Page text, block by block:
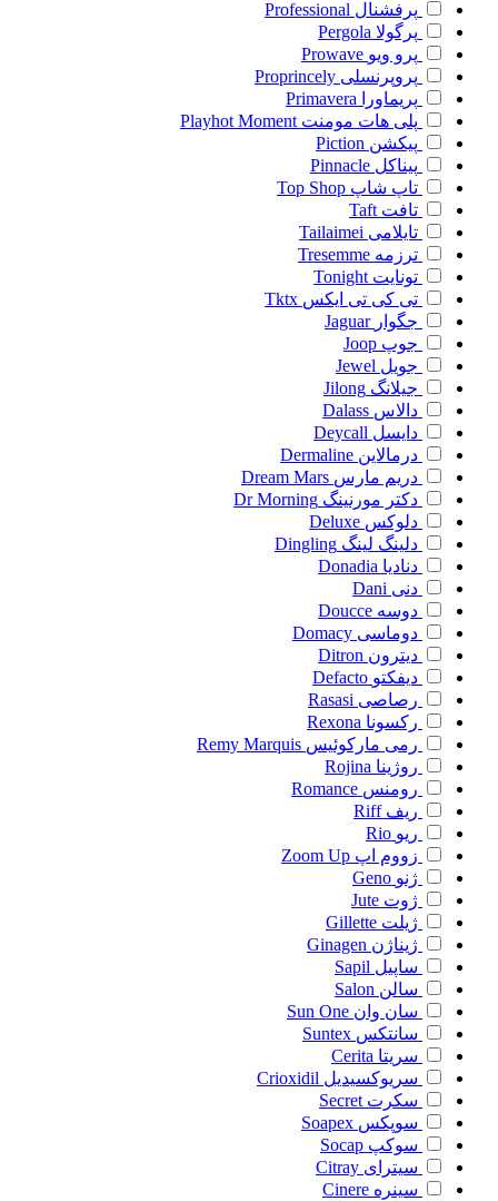
پرفشنال Professional
پرگولا Pergola
پرو ویو Prowave
پروپرنسلی Proprincely
پریماورا
Primavera
پلی هات مومنت Playhot Moment
پیکشن Piction
پیناکل Pinnacle
تاپ شاپ Top Shop
تافت Taft
تایلامی Tailaimei
ترزمه Tresemme
تونایت Tonight
تی کی تی ایکس Tktx
جگوار Jaguar
جوپ Joop
جویل Jewel
جیلانگ Jilong
دالاس Dalass
دایسل Deycall
درمالاین Dermaline
دریم مارس Dream Mars
دکتر مورنینگ Dr Morning
دلوکس Deluxe
دلینگ لینگ Dingling
دنادیا Donadia
دنی Dani
دوسه Doucce
دوماسی Domacy
دیترون Ditron
دیفکتو Defacto
رصاصی Rasasi
رکسونا Rexona
رمی مارکوئیس Remy Marquis
روژینا Rojina
رومنس Romance
ریف Riff
ریو Rio
زووم اپ Zoom Up
ژنو Geno
ژوت Jute
ژیلت Gillette
ژیناژن Ginagen
ساپیل Sapil
سالن Salon
سان وان Sun One
سانتکس Suntex
سریتا Cerita
سریوکسیدیل Crioxidil
سکرت Secret
سوپکس Soapex
سوکپ Socap
سیترای Citray
سینره Cinere